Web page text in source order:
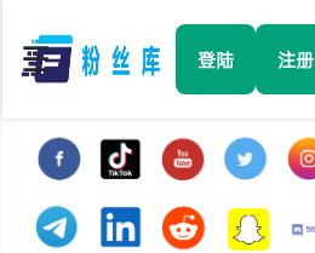
☰ 登陆 注册